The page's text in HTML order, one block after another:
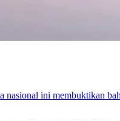
ini membuktikan